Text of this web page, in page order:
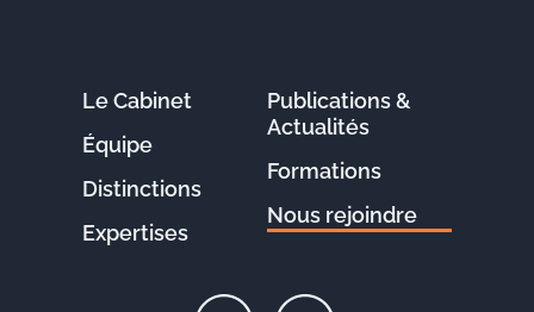
Le Cabinet
Équipe
Distinctions
Expertises
Publications &
Actualités
Formations
Nous rejoindre